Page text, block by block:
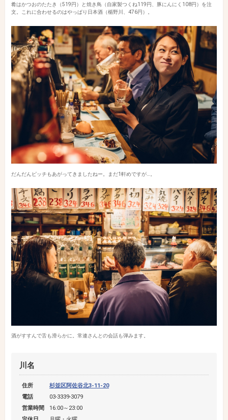
肴はかつおのたたき（519円）と焼き鳥（自家製つくね119円、豚にんにく108円）を注
文。これに合わせるのはやっぱり日本酒（楯野川、476円）。
だんだんピッチもあがってきましたねー。まだ1軒めですが…。
酒がすすんで舌も滑らかに。常連さんとの会話も弾みます。
川名
住所
杉並区阿佐谷北3-11-20
電話
03-3339-3079
営業時間
16:00～23:00